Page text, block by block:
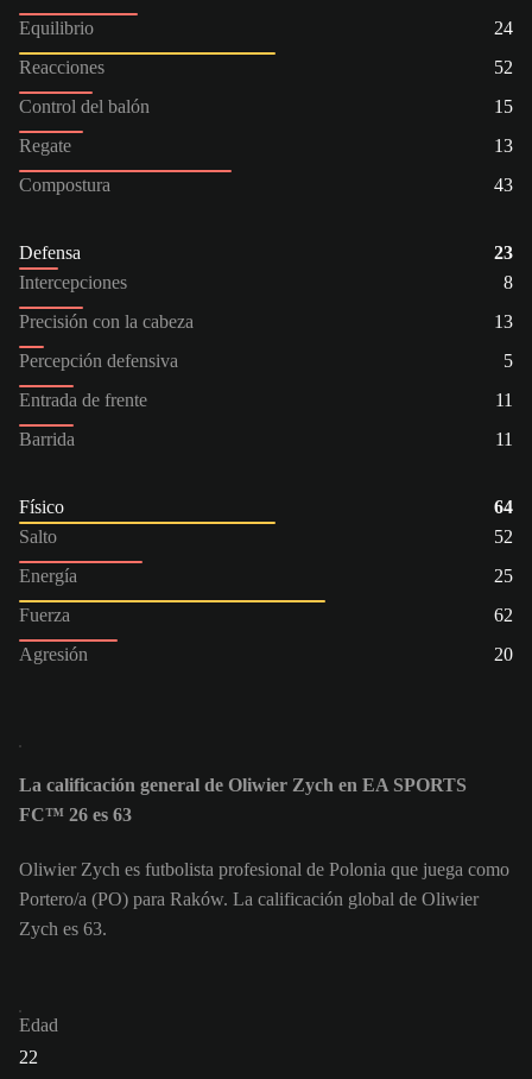
Equilibrio
24
Reacciones
52
Control del balón
15
Regate
13
Compostura
43
Defensa
23
Intercepciones
8
Precisión con la cabeza
13
Percepción defensiva
5
Entrada de frente
11
Barrida
11
Físico
64
Salto
52
Energía
25
Fuerza
62
Agresión
20
La calificación general de Oliwier Zych en EA SPORTS
FC™ 26 es 63
Oliwier Zych es futbolista profesional de Polonia que juega como
Portero/a (PO) para Raków. La calificación global de Oliwier
Zych es 63.
Edad
22